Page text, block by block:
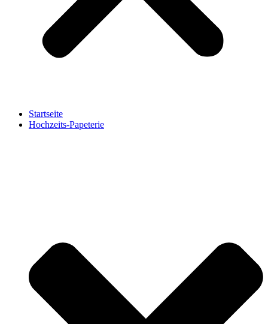
Startseite
Hochzeits-Papeterie